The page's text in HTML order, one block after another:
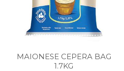
MAIONESE CEPERA BAG
1.7KG